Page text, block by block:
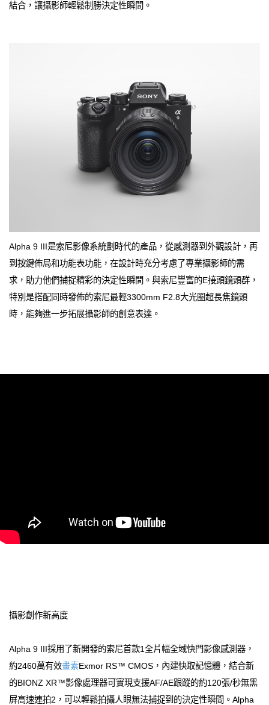
結合，讓攝影師輕鬆制勝決定性瞬間。
Alpha 9 III是索尼影像系統劃時代的產品，從感測器到外觀設計，再
到按鍵佈局和功能表功能，在設計時充分考慮了專業攝影師的需
求，助力他們捕捉精彩的決定性瞬間。與索尼豐富的E接頭鏡頭群，
特別是搭配同時發佈的索尼最輕3300mm F2.8大光圈超長焦鏡頭
時，能夠進一步拓展攝影師的創意表達。
攝影創作新高度
Alpha 9 III採用了新開發的索尼首款1全片幅全域快門影像感測器，
約2460萬有效畫素Exmor RS™ CMOS，內建快取記憶體，結合新
的BIONZ XR™影像處理器可實現支援AF/AE跟蹤的約120張/秒無黑
屏高速連拍2，可以輕鬆拍攝人眼無法捕捉到的決定性瞬間。Alpha